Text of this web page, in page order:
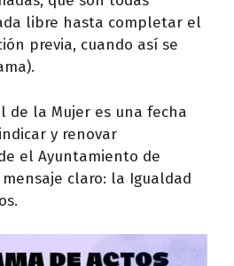
libre hasta completar el
previa, cuando así se
de la Mujer es una fecha
y renovar
el Ayuntamiento de
claro: la Igualdad